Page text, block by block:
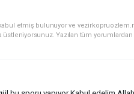
etmiş bulunuyor ve
üstleniyorsunuz. Yazılan tüm